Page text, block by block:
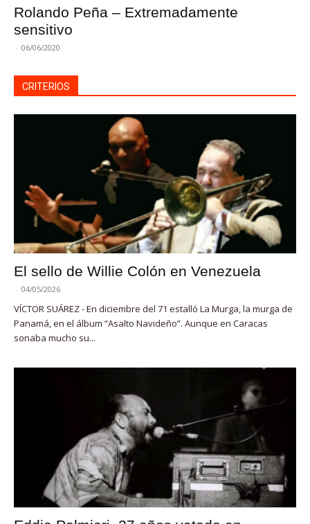
Rolando Peña – Extremadamente
sensitivo
- 06/06/2020
CRITERIOS
El sello de Willie Colón en Venezuela
- 04/05/2026
VÍCTOR SUÁREZ - En diciembre del 71 estalló La Murga, la murga de
Panamá, en el álbum “Asalto Navideño”. Aunque en Caracas
sonaba mucho su...